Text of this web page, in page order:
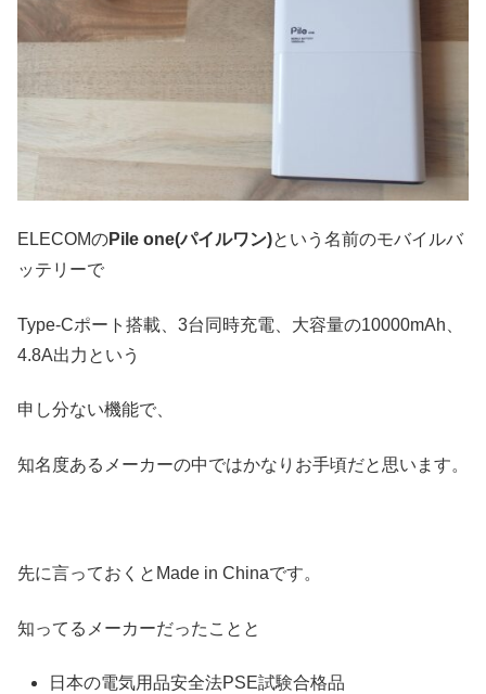
ELECOMのPile one(パイルワン)という名前のモバイルバ
ッテリーで
Type-Cポート搭載、3台同時充電、大容量の10000mAh、
4.8A出力という
申し分ない機能で、
知名度あるメーカーの中ではかなりお手頃だと思います。
先に言っておくとMade in Chinaです。
知ってるメーカーだったことと
日本の電気用品安全法PSE試験合格品